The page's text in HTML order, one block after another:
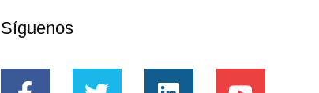
Síguenos